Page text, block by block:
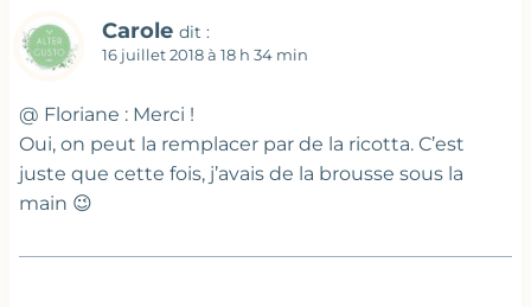
Carole dit :
16 juillet 2018 à 18 h 34 min
@ Floriane : Merci !
Oui, on peut la remplacer par de la ricotta. C’est
juste que cette fois, j’avais de la brousse sous la
main 😉